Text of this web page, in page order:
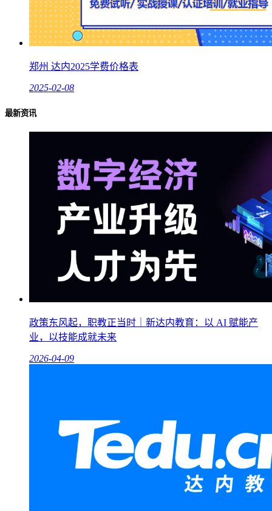
郑州 达内2025学费价格表
2025-02-08
最新资讯
政策东风起，职教正当时｜新达内教育：以 AI 赋能产
业，以技能成就未来
2026-04-09